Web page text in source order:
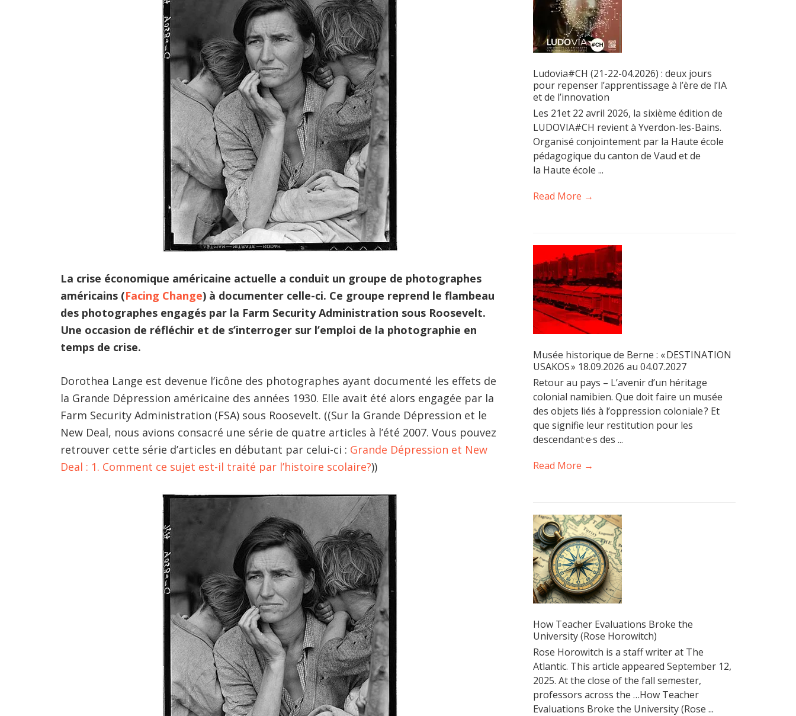
La crise économique américaine actuelle a conduit un groupe de photographes
américains (Facing Change) à documenter celle-ci. Ce groupe reprend le flambeau
des photographes engagés par la Farm Security Administration sous Roosevelt.
Une occasion de réfléchir et de s’interroger sur l’emploi de la photographie en
temps de crise.
Dorothea Lange est devenue l’icône des photographes ayant documenté les effets de
la Grande Dépression américaine des années 1930. Elle avait été alors engagée par la
Farm Security Administration (FSA) sous Roosevelt. ((Sur la Grande Dépression et le
New Deal, nous avions consacré une série de quatre articles à l’été 2007. Vous pouvez
retrouver cette série d’articles en débutant par celui-ci : Grande Dépression et New
Deal : 1. Comment ce sujet est-il traité par l’histoire scolaire?))
Ludovia#CH (21-22-04.2026) : deux jours
pour repenser l’apprentissage à l’ère de l’IA
et de l’innovation
Les 21et 22 avril 2026, la sixième édition de
LUDOVIA#CH revient à Yverdon-les-Bains.
Organisé conjointement par la Haute école
pédagogique du canton de Vaud et de
la Haute école ...
Read More →
Musée historique de Berne : « DESTINATION
USAKOS » 18.09.2026 au 04.07.2027
Retour au pays – L’avenir d’un héritage
colonial namibien. Que doit faire un musée
des objets liés à l’oppression coloniale ? Et
que signifie leur restitution pour les
descendant·e·s des ...
Read More →
How Teacher Evaluations Broke the
University (Rose Horowitch)
Rose Horowitch is a staff writer at The
Atlantic. This article appeared September 12,
2025. At the close of the fall semester,
professors across the …How Teacher
Evaluations Broke the University (Rose ...